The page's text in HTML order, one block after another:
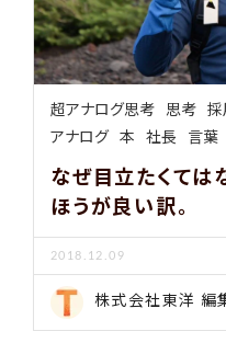
超アナログ思考 思考 採
アナログ 本 社長 言葉
なぜ目立たくては
ほうが良い訳。
2018.12.09
株式会社東洋 編